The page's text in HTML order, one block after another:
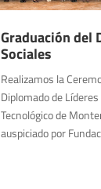
Graduación del
Sociales
Realizamos la
Diplomado de
Tecnológico de
auspiciado por